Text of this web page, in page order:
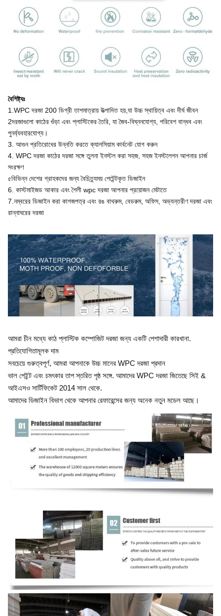
বৈশিষ্ট্যঃ
1.WPC দরজা 200 ডিগ্রী তাপমাত্রায় উত্পাদিত হয়,যা উচ্চ স্থায়িত্ব এবং দীর্ঘ জীবন
2দরজাগুলো কাঠের গুঁড়া এবং প্লাস্টিকের তৈরি, যা জৈব-বিঘ্ননযোগ্য, পরিবেশ বান্ধব এবং
পুনর্ব্যবহারযোগ্য।
3. আগুন প্রতিরোধের উন্নতি করতে ক্যালসিয়াম কার্বনেট যোগ করুন
4. WPC দরজা কাঠের দরজা সঙ্গে তুলনা ইনস্টল করা সহজ, সহজ ইনস্টলেশন আপনার চার্জ
সংরক্ষণ
৫বিভিন্ন দেশের গ্রাহকদের জন্য বৈচিত্র্যময় পেটেন্টকৃত ডিজাইন
6. কাস্টমাইজড আকার এবং শৈলী wpc দরজা আপনার প্রয়োজন মেটাতে
7.নম্বরের ডিজাইন করা কাগজপত্র এবং রঙ বাথরুম, বেডরুম, অফিস, অভ্যন্তরীণ দরজা এবং
রান্নাঘরের দরজা
আমরা চীন মধ্যে কাঠ প্লাস্টিক কম্পোজিট দরজা জন্য একটি পেশাদারী কারখানা.
প্রতিযোগিতামূলক দাম
সবচেয়ে গুরুত্বপূর্ণ, আমরা আপনাকে উচ্চ মানের WPC দরজা প্রদান
ভাল পেইন্ট এবং চমৎকার তাপ স্তরিত পৃষ্ঠ সঙ্গে. আমাদের WPC দরজা জিতেছে সিই &
আইএসও সার্টিফিকেট 2014 সাল থেকে.
আমাদের ডিজাইন বিভাগ থেকে আপনার রেফারেন্সের জন্য অনেক নতুন মডেল আছে।